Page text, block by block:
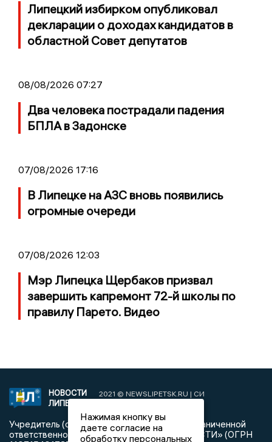
Липецкий избирком опубликовал
декларации о доходах кандидатов в
областной Совет депутатов
08/08/2026 07:27
Два человека пострадали падения
БПЛА в Задонске
07/08/2026 17:16
В Липецке на АЗС вновь появились
огромные очереди
07/08/2026 12:03
Мэр Липецка Щербаков призвал
завершить капремонт 72-й школы по
правилу Парето. Видео
НОВОСТИ
ЛИПЕЦКА
2021 © NEWSLIPETSK.RU | СИ
Учредитель (соучредители): Общество с ограниченной
ответственностью «РЕГИОНАЛЬНЫЕ НОВОСТИ» (ОГРН
Нажимая кнопку вы
даете согласие на
обработку персональных